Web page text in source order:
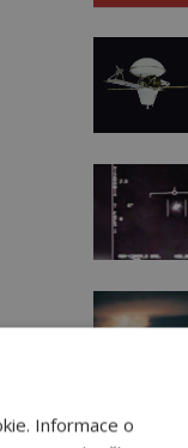
Informace o